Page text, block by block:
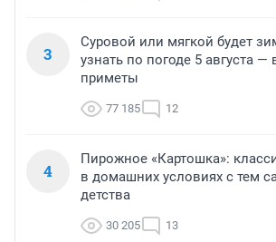
3
Суровой или мягкой будет
узнать по погоде 5 августа
приметы
77 185 12
4
Пирожное «Картошка»:
в домашних условиях с тем
детства
30 205 13